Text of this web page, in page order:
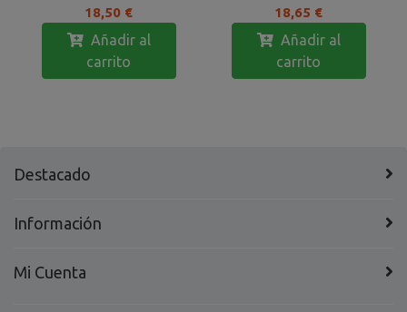
18,50 €
Añadir al
carrito
18,65 €
Añadir al
carrito
Destacado
Información
Mi Cuenta